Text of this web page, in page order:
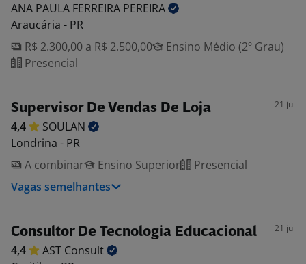
ANA PAULA FERREIRA PEREIRA
Araucária - PR
R$ 2.300,00 a R$ 2.500,00
Ensino Médio (2º Grau)
Presencial
Supervisor De Vendas De Loja 21 jul
4,4
SOULAN
Londrina - PR
A combinar
Ensino Superior
Presencial
Vagas semelhantes
Consultor De Tecnologia Educacional 21 jul
4,4 AST Consult